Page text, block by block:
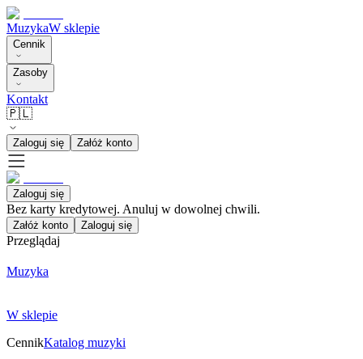
MuzykaW sklepie
Cennik
Zasoby
Kontakt
🇵🇱
Zaloguj się Załóż konto
Zaloguj się
Bez karty kredytowej. Anuluj w dowolnej chwili.
Załóż konto Zaloguj się
Przeglądaj
Muzyka
W sklepie
CennikKatalog muzyki